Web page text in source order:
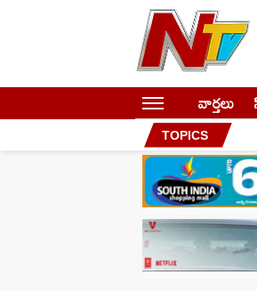
వార్తలు
TOPICS